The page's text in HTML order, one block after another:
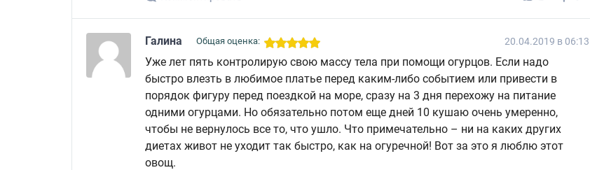
Галина Общая оценка: 20.04.2019 в 06:13
Уже лет пять контролирую свою массу тела при помощи огурцов. Если надо
быстро влезть в любимое платье перед каким-либо событием или привести в
порядок фигуру перед поездкой на море, сразу на 3 дня перехожу на питание
одними огурцами. Но обязательно потом еще дней 10 кушаю очень умеренно,
чтобы не вернулось все то, что ушло. Что примечательно – ни на каких других
диетах живот не уходит так быстро, как на огуречной! Вот за это я люблю этот
овощ.